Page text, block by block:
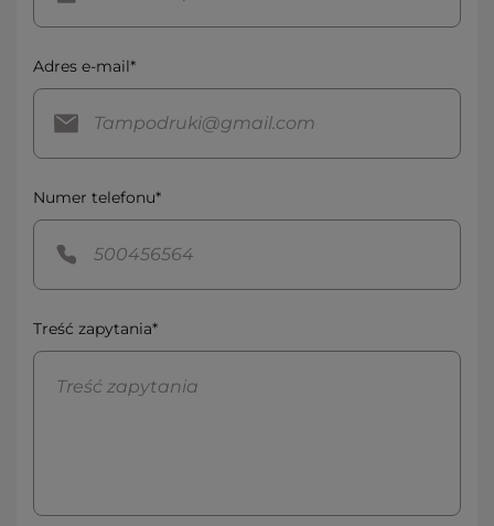
Adres e-mail*
Numer telefonu*
Treść zapytania*